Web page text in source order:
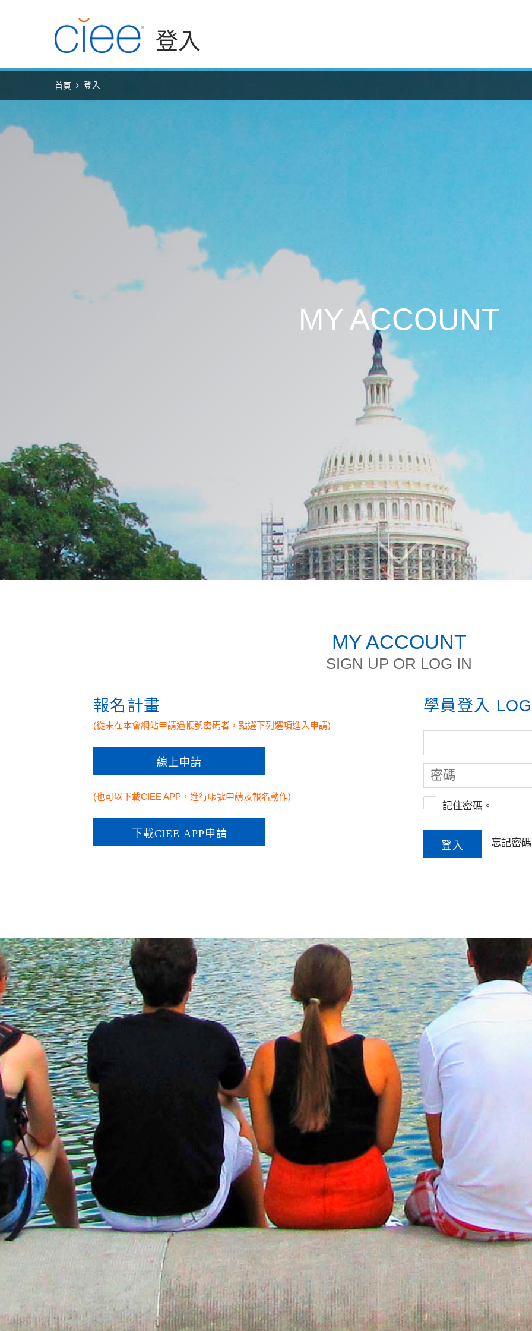
登入
首頁 登入
MY ACCOUNT
Click
to
scroll
more
MY ACCOUNT
SIGN UP OR LOG IN
報名計畫
(從未在本會網站申請過帳號密碼者，點選下列選項進入申請)
(也可以下載CIEE APP，進行帳號申請及報名動作)
學員登入
記住密碼。
忘記密碼
首頁
CIEE 介紹
美國工讀申請
美國工讀登入
聯絡我們
取消註冊
美國交流
暑期美國工讀旅遊
美國企業實習
美國暑期營隊輔導員
暑期美國工讀旅遊
計畫簡介
計畫流程
申請辦法
語言進修
國際教育交流協會駐華辦事處
Council on International Educational Exchange
電話 : 02-23640228 | 傳真 : 02-23629755 | info@cieetaiwan.org.tw